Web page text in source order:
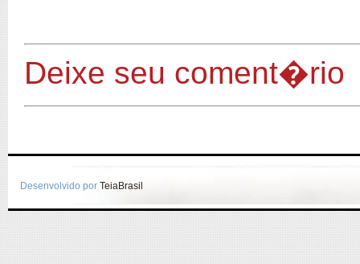
Deixe seu coment�rio
Desenvolvido por TeiaBrasil